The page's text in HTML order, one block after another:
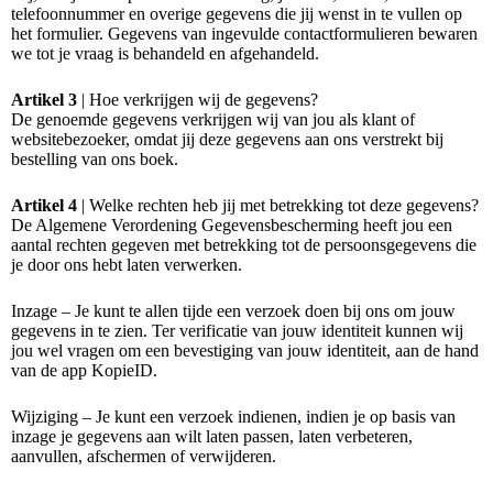
telefoonnummer en overige gegevens die jij wenst in te vullen op
het formulier. Gegevens van ingevulde contactformulieren bewaren
we tot je vraag is behandeld en afgehandeld.
Artikel 3 | Hoe verkrijgen wij de gegevens?
De genoemde gegevens verkrijgen wij van jou als klant of
websitebezoeker, omdat jij deze gegevens aan ons verstrekt bij
bestelling van ons boek.
Artikel 4 | Welke rechten heb jij met betrekking tot deze gegevens?
De Algemene Verordening Gegevensbescherming heeft jou een
aantal rechten gegeven met betrekking tot de persoonsgegevens die
je door ons hebt laten verwerken.
Inzage – Je kunt te allen tijde een verzoek doen bij ons om jouw
gegevens in te zien. Ter verificatie van jouw identiteit kunnen wij
jou wel vragen om een bevestiging van jouw identiteit, aan de hand
van de app KopieID.
Wijziging – Je kunt een verzoek indienen, indien je op basis van
inzage je gegevens aan wilt laten passen, laten verbeteren,
aanvullen, afschermen of verwijderen.